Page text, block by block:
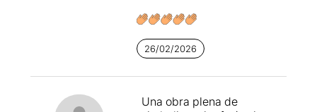
26/02/2026
Una obra plena de